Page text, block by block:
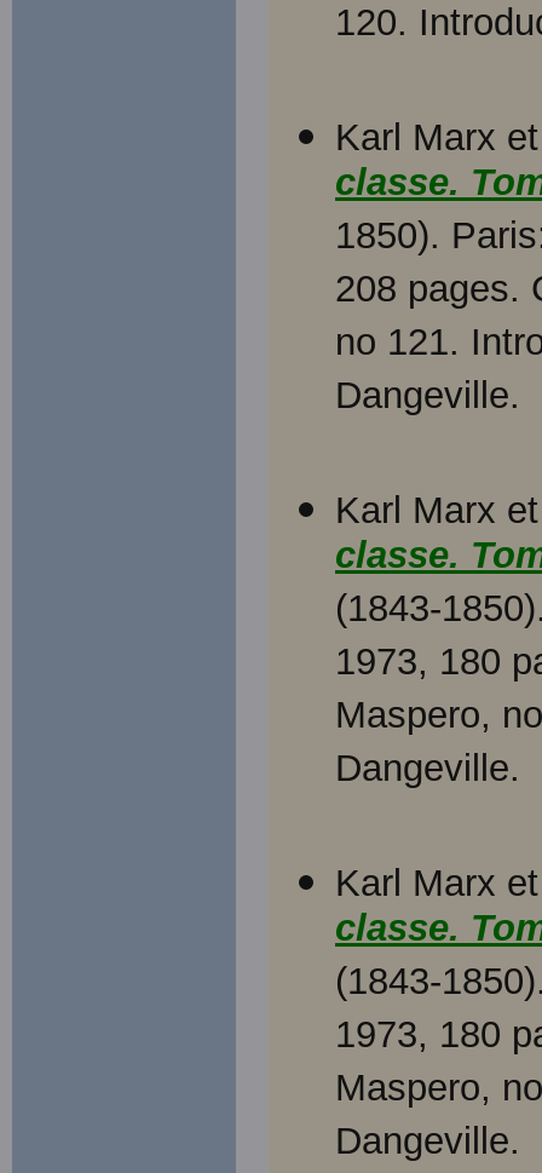
120.
Karl Marx
classe.
1850).
208 pages.
no 121.
Dangeville.
Karl Marx
classe.
(1843-
1973, 180
Maspero,
Dangeville.
Karl Marx
classe.
(1843-
1973, 180
Maspero,
Dangeville.